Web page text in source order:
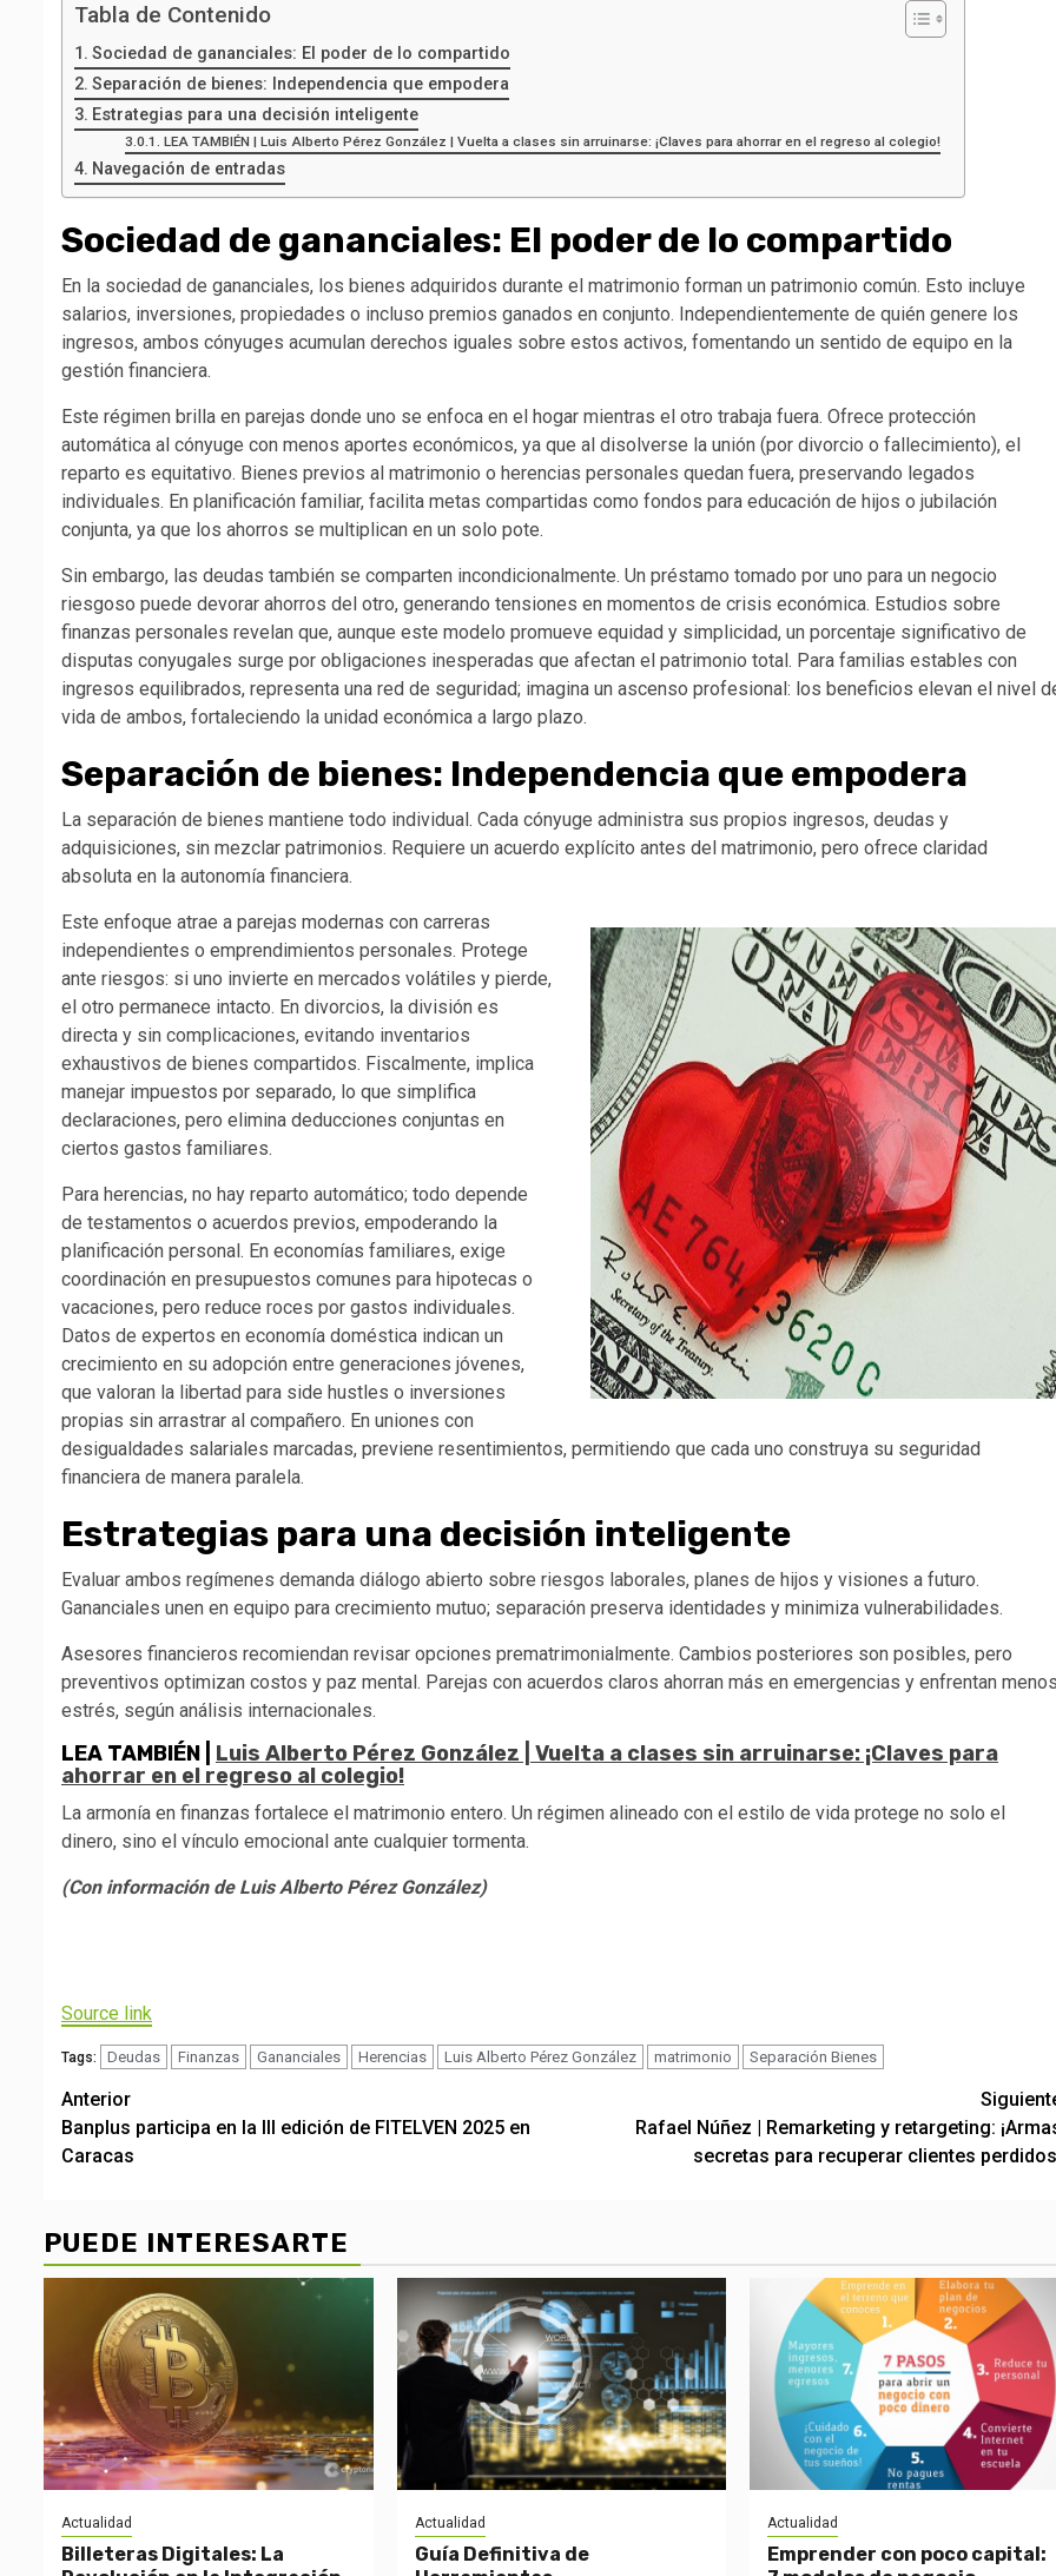
Tabla de Contenido
Sociedad de gananciales: El poder de lo compartido
Separación de bienes: Independencia que empodera
Estrategias para una decisión inteligente
LEA TAMBIÉN | Luis Alberto Pérez González | Vuelta a clases sin arruinarse: ¡Claves para ahorrar en el regreso al colegio!
Navegación de entradas
Sociedad de gananciales: El poder de lo compartido
En la sociedad de gananciales, los bienes adquiridos durante el matrimonio forman un patrimonio común. Esto incluye
salarios, inversiones, propiedades o incluso premios ganados en conjunto. Independientemente de quién genere los
ingresos, ambos cónyuges acumulan derechos iguales sobre estos activos, fomentando un sentido de equipo en la
gestión financiera.
Este régimen brilla en parejas donde uno se enfoca en el hogar mientras el otro trabaja fuera. Ofrece protección
automática al cónyuge con menos aportes económicos, ya que al disolverse la unión (por divorcio o fallecimiento), el
reparto es equitativo. Bienes previos al matrimonio o herencias personales quedan fuera, preservando legados
individuales. En planificación familiar, facilita metas compartidas como fondos para educación de hijos o jubilación
conjunta, ya que los ahorros se multiplican en un solo pote.
Sin embargo, las deudas también se comparten incondicionalmente. Un préstamo tomado por uno para un negocio
riesgoso puede devorar ahorros del otro, generando tensiones en momentos de crisis económica. Estudios sobre
finanzas personales revelan que, aunque este modelo promueve equidad y simplicidad, un porcentaje significativo de
disputas conyugales surge por obligaciones inesperadas que afectan el patrimonio total. Para familias estables con
ingresos equilibrados, representa una red de seguridad; imagina un ascenso profesional: los beneficios elevan el nivel
vida de ambos, fortaleciendo la unidad económica a largo plazo.
Separación de bienes: Independencia que empodera
La separación de bienes mantiene todo individual. Cada cónyuge administra sus propios ingresos, deudas y
adquisiciones, sin mezclar patrimonios. Requiere un acuerdo explícito antes del matrimonio, pero ofrece claridad
absoluta en la autonomía financiera.
Este enfoque atrae a parejas modernas con carreras
independientes o emprendimientos personales. Protege
ante riesgos: si uno invierte en mercados volátiles y pierde,
el otro permanece intacto. En divorcios, la división es
directa y sin complicaciones, evitando inventarios
exhaustivos de bienes compartidos. Fiscalmente, implica
manejar impuestos por separado, lo que simplifica
declaraciones, pero elimina deducciones conjuntas en
ciertos gastos familiares.
Para herencias, no hay reparto automático; todo depende
de testamentos o acuerdos previos, empoderando la
planificación personal. En economías familiares, exige
coordinación en presupuestos comunes para hipotecas o
vacaciones, pero reduce roces por gastos individuales.
Datos de expertos en economía doméstica indican un
crecimiento en su adopción entre generaciones jóvenes,
que valoran la libertad para side hustles o inversiones
propias sin arrastrar al compañero. En uniones con
desigualdades salariales marcadas, previene resentimientos, permitiendo que cada uno construya su seguridad
financiera de manera paralela.
Estrategias para una decisión inteligente
Evaluar ambos regímenes demanda diálogo abierto sobre riesgos laborales, planes de hijos y visiones a futuro.
Gananciales unen en equipo para crecimiento mutuo; separación preserva identidades y minimiza vulnerabilidades.
Asesores financieros recomiendan revisar opciones prematrimonialmente. Cambios posteriores son posibles, pero
preventivos optimizan costos y paz mental. Parejas con acuerdos claros ahorran más en emergencias y enfrentan
estrés, según análisis internacionales.
LEA TAMBIÉN | Luis Alberto Pérez González | Vuelta a clases sin arruinarse: ¡Claves para
ahorrar en el regreso al colegio!
La armonía en finanzas fortalece el matrimonio entero. Un régimen alineado con el estilo de vida protege no solo el
dinero, sino el vínculo emocional ante cualquier tormenta.
(Con información de Luis Alberto Pérez González)
entradas
Source link
Tags: Deudas Finanzas Gananciales Herencias Luis Alberto Pérez González matrimonio Separación Bienes
Post
navigation
Anterior
Banplus participa en la III edición de FITELVEN 2025 en
Caracas
Rafael Núñez | Remarketing y retargeting:
secretas para recuperar clientes
PUEDE INTERESARTE
Actualidad
Billeteras Digitales: La
Actualidad
Guía Definitiva de
Actualidad
Emprender con poco capital: